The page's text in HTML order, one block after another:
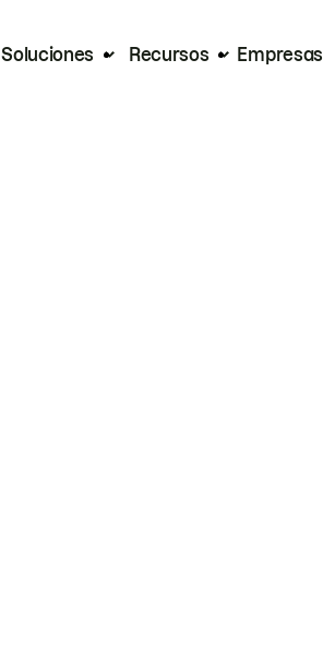
Soluciones Recursos Empresas